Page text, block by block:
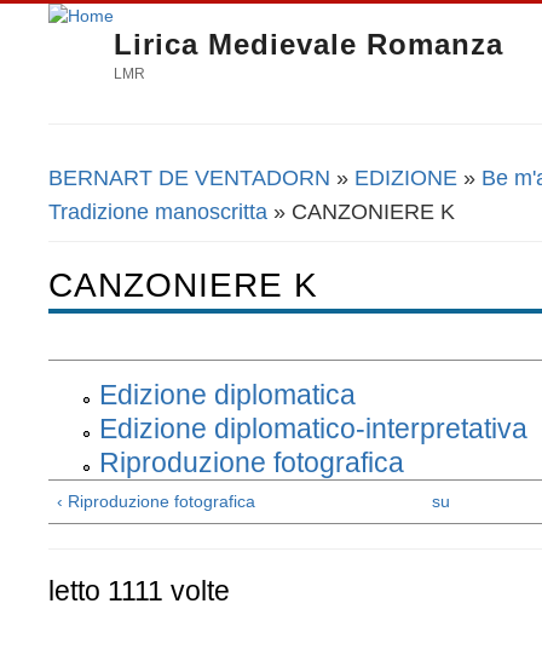
Lirica Medievale Romanza
LMR
Tu sei qui
BERNART DE VENTADORN » EDIZIONE » Be
Tradizione manoscritta » CANZONIERE K
CANZONIERE K
Edizione diplomatica
Edizione diplomatico-interpretativa
Riproduzione fotografica
‹ Riproduzione fotografica su
letto 1111 volte